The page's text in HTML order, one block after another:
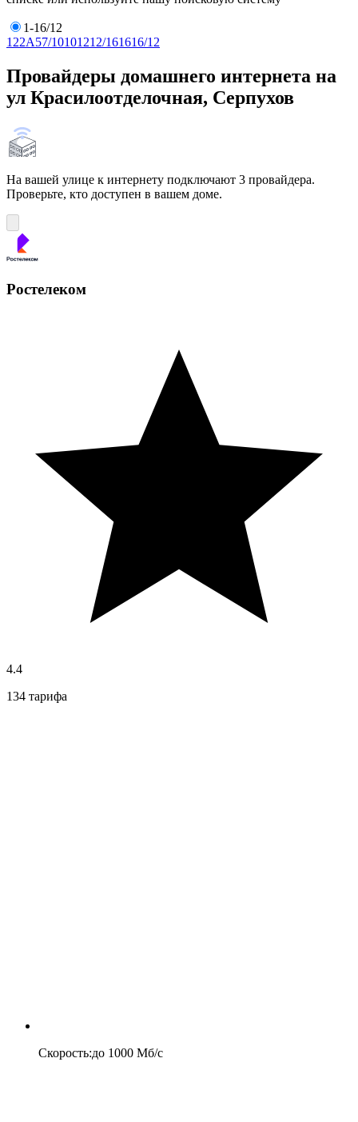
1-16/12
1 22А57/10101212/161616/12
Провайдеры домашнего интернета на
ул Красилоотделочная, Серпухов
На вашей улице к интернету подключают 3 провайдера.
Проверьте, кто доступен в вашем доме.
Ростелеком
4.4
134 тарифа
Скорость:до 1000 Мб/c